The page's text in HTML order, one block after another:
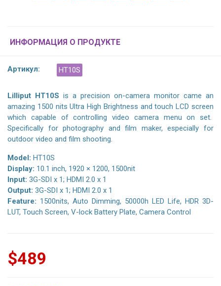
ИНФОРМАЦИЯ О ПРОДУКТЕ
Артикул: HT10S
Lilliput HT10S is a precision on-camera monitor came an
amazing 1500 nits Ultra High Brightness and touch LCD screen
which capable of controlling video camera menu on set.
Specifically for photography and film maker, especially for
outdoor video and film shooting.
Model: HT10S
Display: 10.1 inch, 1920 × 1200, 1500nit
Input: 3G-SDI x 1; HDMI 2.0 x 1
Output: 3G-SDI x 1; HDMI 2.0 x 1
Feature: 1500nits, Auto Dimming, 50000h LED Life, HDR 3D-
LUT, Touch Screen, V-lock Battery Plate, Camera Control
$489